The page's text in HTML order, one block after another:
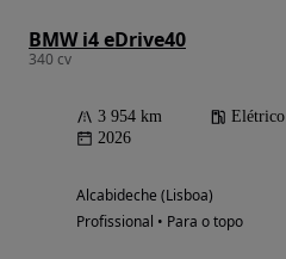
BMW i4 eDrive40
340 cv
3 954 km Elétrico
2026
Alcabideche (Lisboa)
Profissional • Para o topo